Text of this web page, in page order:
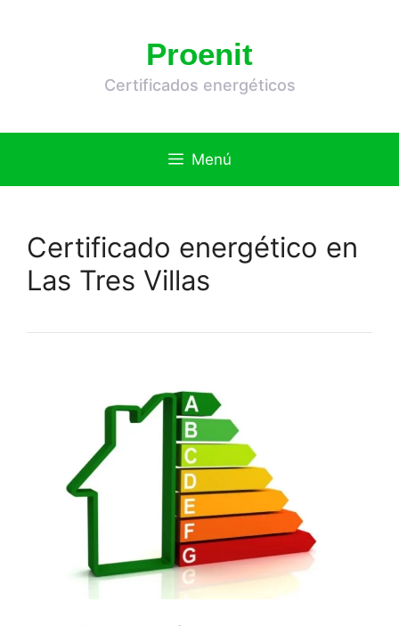
Proenit
Certificados energéticos
Menú
Certificado energético en
Las Tres Villas